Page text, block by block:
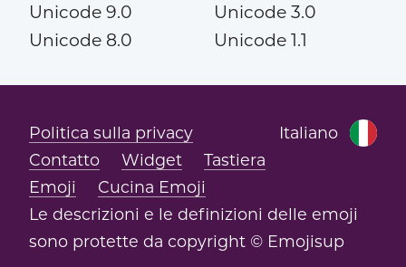
Unicode 9.0
Unicode 8.0
Unicode 3.0
Unicode 1.1
Italiano
Politica sulla privacy
Contatto
Widget
Tastiera
Emoji
Cucina Emoji
Le descrizioni e le definizioni delle emoji
sono protette da copyright © Emojisup